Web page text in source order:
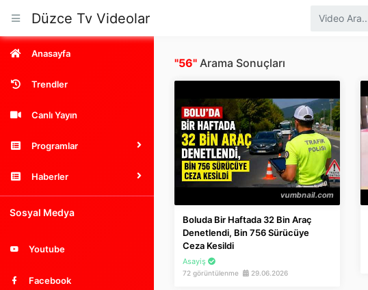
Düzce Tv Videolar
Anasayfa
Trendler
Canlı Yayın
Programlar
Haberler
Sosyal Medya
Youtube
Facebook
"56" Arama Sonuçları
Boluda Bir Haftada 32 Bin Araç
Denetlendi, Bin 756 Sürücüye
Ceza Kesildi
Asayiş
72 görüntülenme 29.06.2026